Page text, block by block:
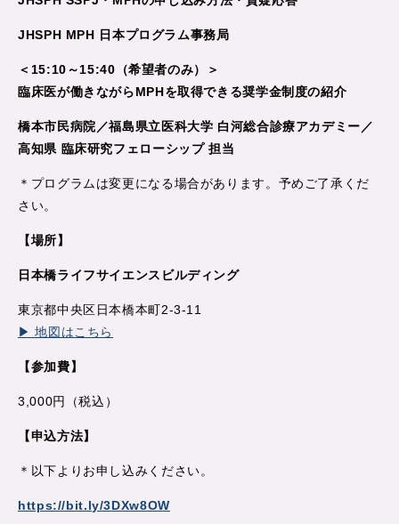
JHSPH MPH 日本プログラム事務局
＜15:10～15:40（希望者のみ）＞
臨床医が働きながらMPHを取得できる奨学金制度の紹介
橋本市民病院／福島県立医科大学 白河総合診療アカデミー／
高知県 臨床研究フェローシップ 担当
＊プログラムは変更になる場合があります。予めご了承くだ
さい。
【場所】
日本橋ライフサイエンスビルディング
東京都中央区日本橋本町2-3-11
▶ 地図はこちら
【参加費】
3,000円（税込）
【申込方法】
＊以下よりお申し込みください。
https://bit.ly/3DXw8OW